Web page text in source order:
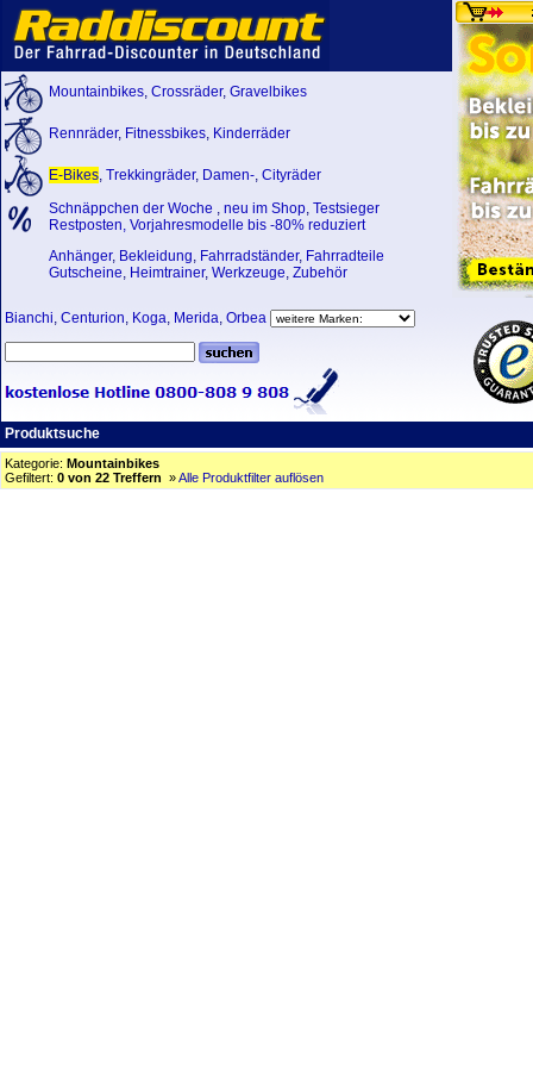
Mountainbikes, Crossräder, Gravelbikes
Rennräder, Fitnessbikes, Kinderräder
E-Bikes, Trekkingräder, Damen-, Cityräder
Schnäppchen der Woche , neu im Shop, Testsieger
Restposten, Vorjahresmodelle bis -80% reduziert
Anhänger, Bekleidung, Fahrradständer, Fahrradteile
Gutscheine, Heimtrainer, Werkzeuge, Zubehör
Bianchi, Centurion, Koga, Merida, Orbea
Produktsuche
Kategorie: Mountainbikes
Gefiltert: 0 von 22 Treffern »Alle Produktfilter auflösen